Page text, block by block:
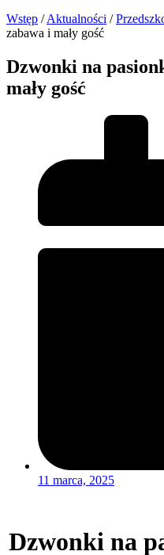
Wstęp / Aktualności /
zabawa i mały gość
Dzwonki na
mały gość
11 marca, 2025
Dzwonki na